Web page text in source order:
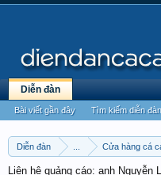
Diễn đàn Cửa hàng cá
Liên hệ quảng cáo: anh Nguyễn
Diễn đàn
Bài viết gần đây Tìm kiếm diễn đàn